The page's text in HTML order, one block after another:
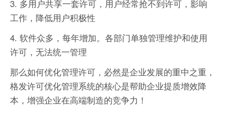
3. 多用户共享一套许可，用户经常抢不到许可，影响
工作，降低用户积极性
4. 软件众多，每年增加。各部门单独管理维护和使用
许可，无法统一管理
那么如何优化管理许可，必然是企业发展的重中之重，
格发许可优化管理系统的核心是帮助企业提质增效降
本，增强企业在高端制造的竞争力！